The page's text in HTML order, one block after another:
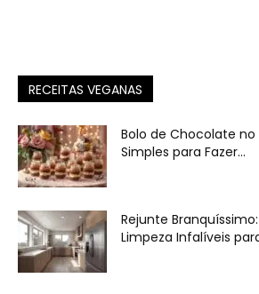
RECEITAS VEGANAS
Bolo de Chocolate no
Simples para Fazer...
Rejunte
Limpeza Infalíveis